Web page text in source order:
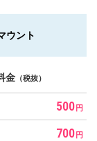
ウント
金 （税抜）
500 円
700 円